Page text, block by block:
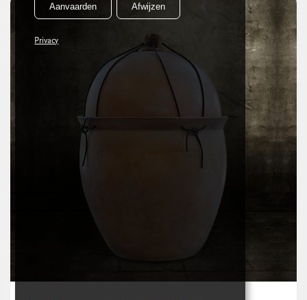
Aanvaarden Afwijzen
Privacy